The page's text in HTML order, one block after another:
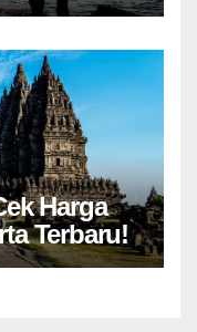
Harga
Terbaru!